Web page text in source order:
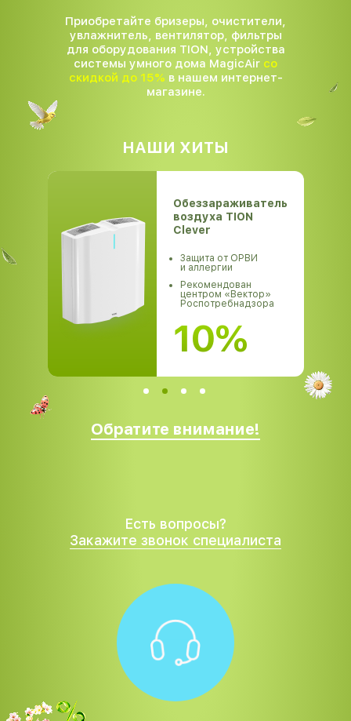
Приобретайте бризеры, очистители,
увлажнитель, вентилятор, фильтры
для оборудования TION, устройства
системы умного дома MagicAir со
скидкой до 15% в нашем интернет-
магазине.
НАШИ ХИТЫ
Обеззараживатель
воздуха TION
Clever
Защита от ОРВИ
и аллергии
Рекомендован
центром «Вектор»
Роспотребнадзора
10%
Обратите внимание!
Есть вопросы?
Закажите звонок специалиста